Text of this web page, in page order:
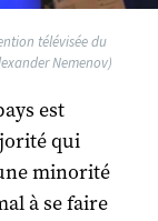
télévisée du
Nemenov)
est
qui
minorité
à se faire